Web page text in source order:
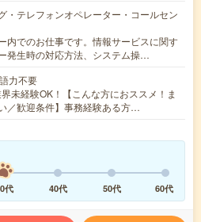
・テレフォンオペレーター・コールセン
内でのお仕事です。情報サービスに関す
発生時の対応方法、システム操…
力不要
未経験OK！【こんな方におススメ！ま
／歓迎条件】事務経験ある方…
代 40代 50代 60代